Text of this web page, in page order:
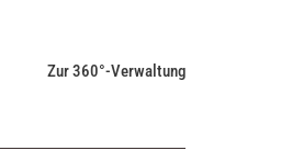
Zur 360°-Verwaltung